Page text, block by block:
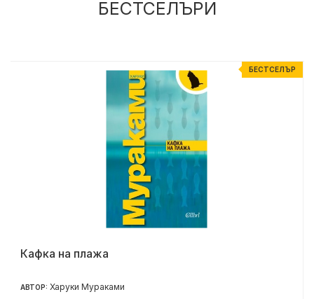
БЕСТСЕЛЪРИ
БЕСТСЕЛЪР
Кафка на плажа
АВТОР: Харуки Мураками